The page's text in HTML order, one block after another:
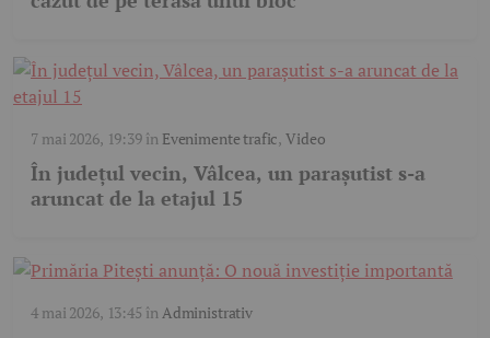
7 mai 2026, 19:39în Evenimente trafic,Video
În județul vecin, Vâlcea, un parașutist s-a
aruncat de la etajul 15
4 mai 2026, 13:45 înAdministrativ